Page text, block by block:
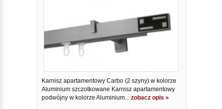
Karnisz apartamentowy Carbo (2 szyny) w kolorze
Aluminium szczotkowane Karnisz apartamentowy
podwójny w kolorze Aluminium... zobacz opis »